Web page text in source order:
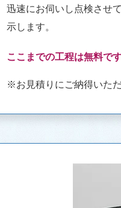
迅速にお伺いし点検させ
示します。
ここまでの工程は無料です
※お見積りにご納得いた